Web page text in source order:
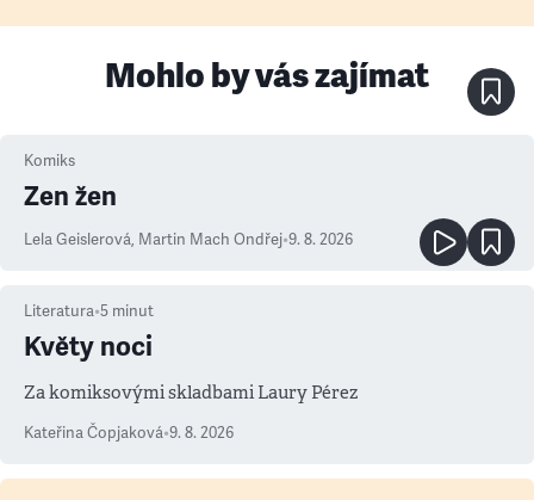
Mohlo by vás zajímat
Komiks
Zen žen
Lela Geislerová, Martin Mach Ondřej•9. 8. 2026
Literatura•5 minut
Květy noci
Za komiksovými skladbami Laury Pérez
Kateřina Čopjaková•9. 8. 2026